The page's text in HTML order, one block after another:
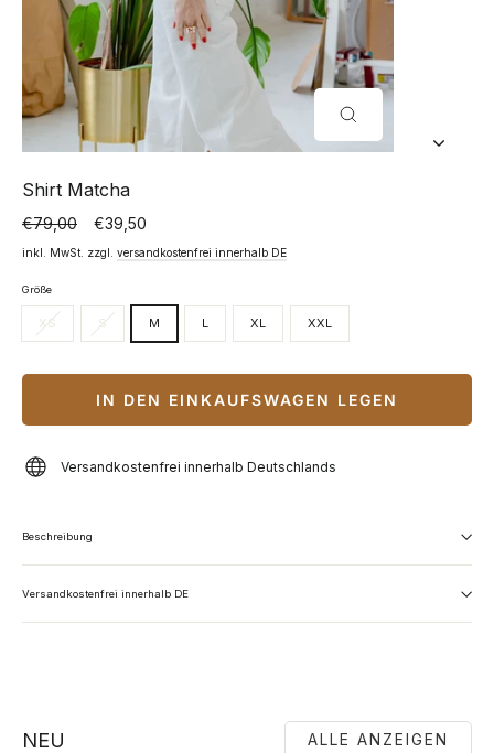
SCHLIESSEN (
ESC)
Shirt Matcha
Normaler
Preis
€79,00
Sonderpreis€39,50
inkl. MwSt. zzgl. versandkostenfrei innerhalb DE
Größe
XS S M L XL XXL
IN DEN EINKAUFSWAGEN LEGEN
Versandkostenfrei innerhalb Deutschlands
Beschreibung
Versandkostenfrei innerhalb DE
NEU ALLE ANZEIGEN